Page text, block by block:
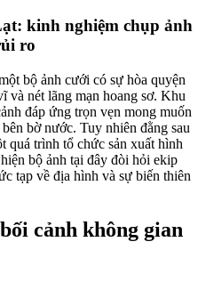
kinh nghiệm chụp ảnh
ro
bộ ảnh cưới có sự hòa quyện
và nét lãng mạn hoang sơ. Khu
đáp ứng trọn vẹn mong muốn
bờ nước. Tuy nhiên đằng sau
quá trình tổ chức sản xuất hình
bộ ảnh tại đây đòi hỏi ekip
tạp về địa hình và sự biến thiên
cảnh không gian